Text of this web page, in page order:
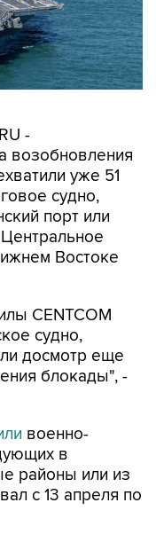
-
возобновления
уже 51
судно,
порт или
Востоке
CENTCOM
судно,
досмотр еще
блокады", -
военно-
в
районы или из
с 13 апреля по